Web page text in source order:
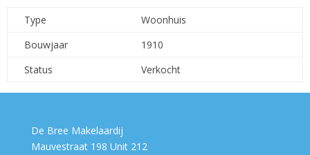
Type
Woonhuis
Bouwjaar
1910
Status
Verkocht
De Bree Makelaardij
Mauvestraat 198 Unit 212